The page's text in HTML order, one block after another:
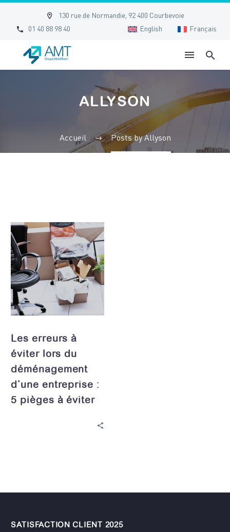

 130 rue de Normandie, 92 400 Courbevoie

 01 40 88 98 40 English Français
ALLYSON
Accueil Posts by Allyson
Les
erreurs
à
éviter
lors
déménagement
d’une
:
5
pièges
à
éviter
Les erreurs à
éviter lors du
déménagement
d’une entreprise :
5 pièges à éviter
SATISFACTION CLIENT 2025